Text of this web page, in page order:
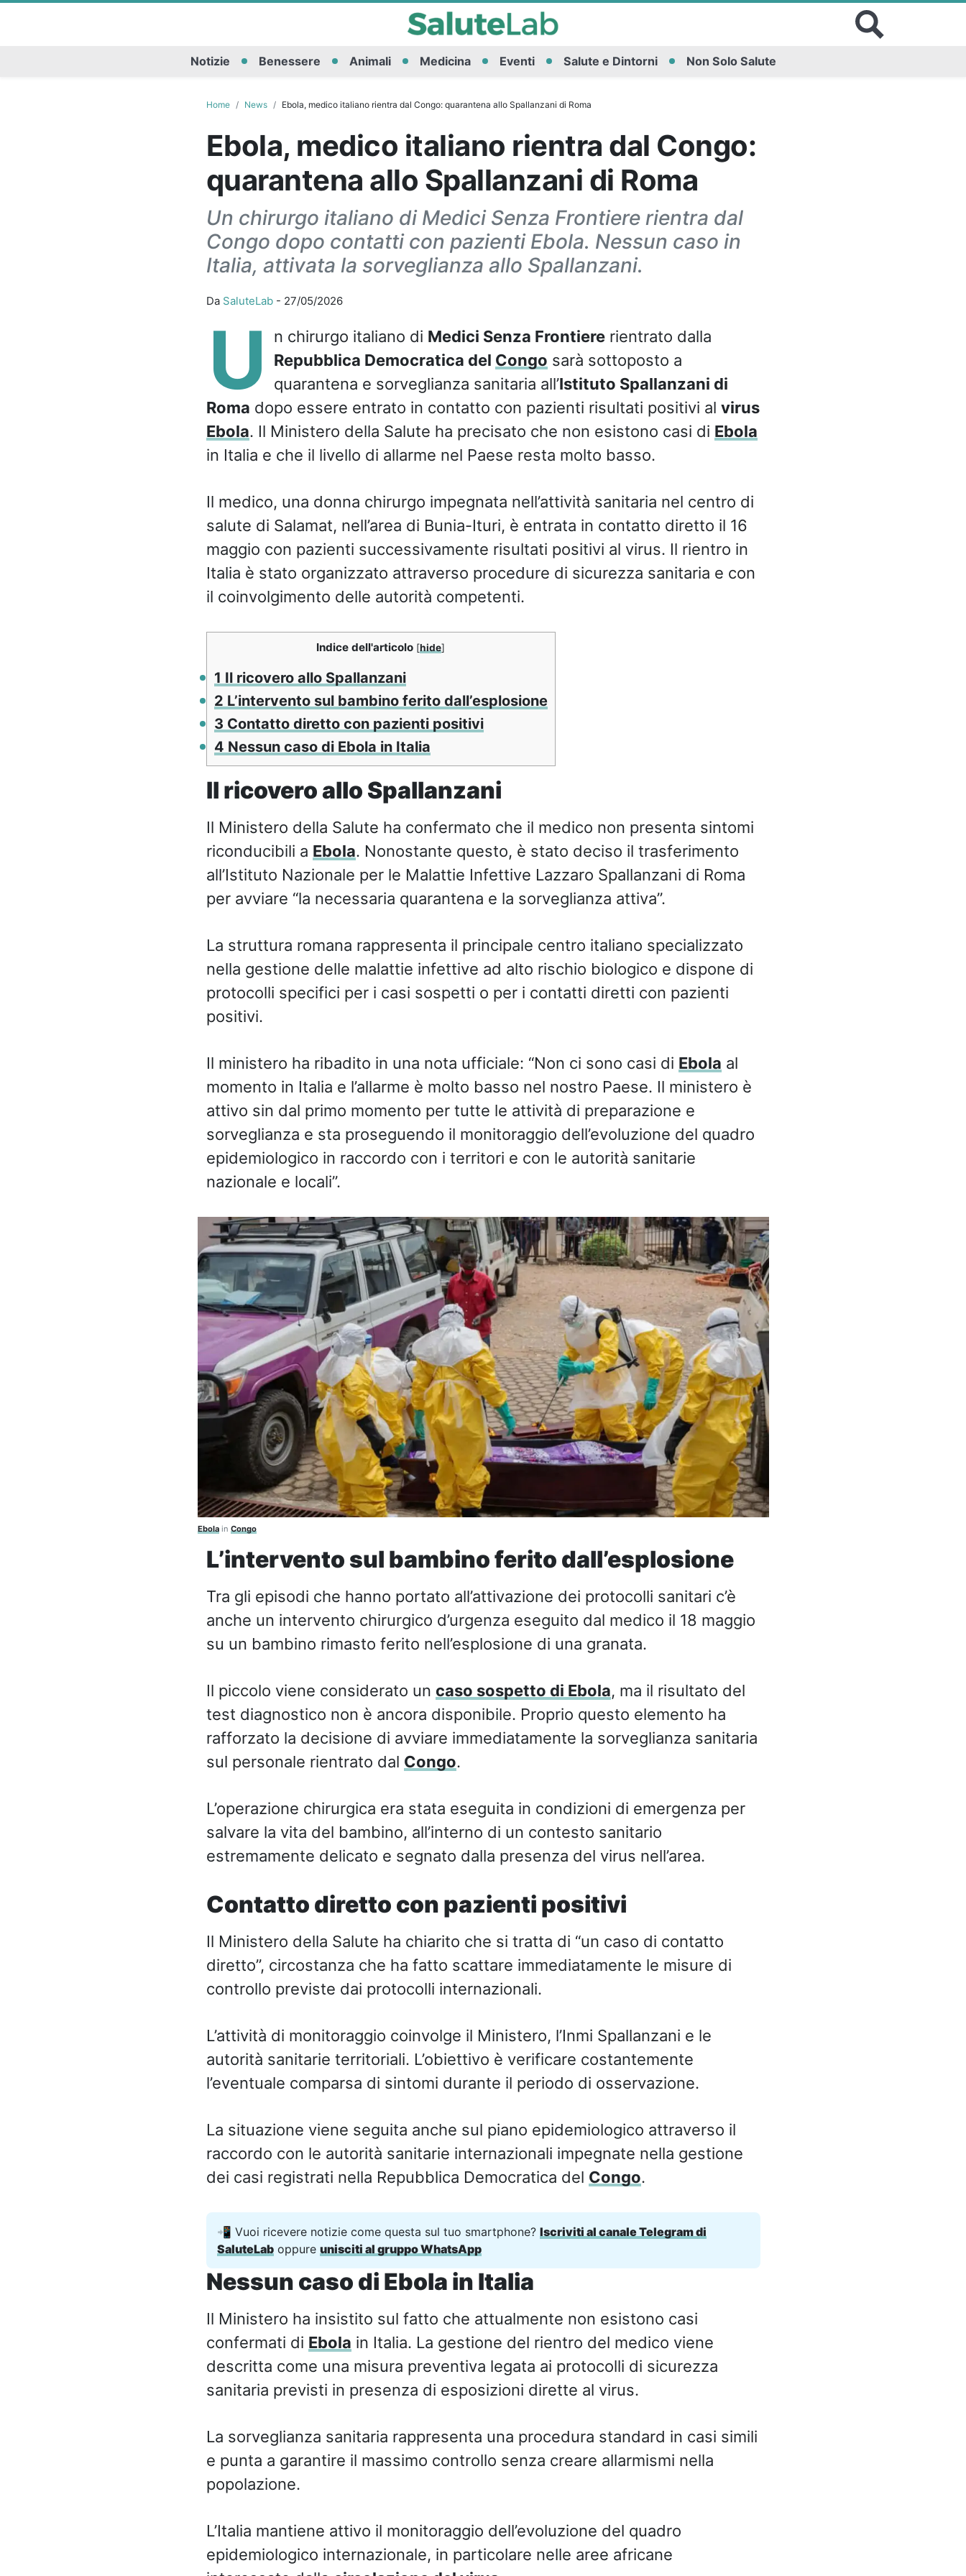
Notizie Benessere Animali Medicina Eventi Salute e Dintorni Non Solo Salute
Home News Ebola, medico italiano rientra dal Congo: quarantena allo Spallanzani di Roma
Ebola, medico italiano rientra dal Congo:
quarantena allo Spallanzani di Roma
Un chirurgo italiano di Medici Senza Frontiere rientra dal
Congo dopo contatti con pazienti Ebola. Nessun caso in
Italia, attivata la sorveglianza allo Spallanzani.
Da SaluteLab- 27/05/2026
U n chirurgo italiano di Medici Senza Frontiererientrato dalla
Repubblica Democratica del Congo sarà sottoposto a
quarantena e sorveglianza sanitaria all’Istituto Spallanzani di
Roma dopo essere entrato in contatto con pazienti risultati positivi al virus
Ebola. Il Ministero della Salute ha precisato che non esistono casi di Ebola
in Italia e che il livello di allarme nel Paese resta molto basso.
Il medico, una donna chirurgo impegnata nell’attività sanitaria nel centro di
salute di Salamat, nell’area di Bunia-Ituri, è entrata in contatto diretto il 16
maggio con pazienti successivamente risultati positivi al virus. Il rientro in
Italia è stato organizzato attraverso procedure di sicurezza sanitaria e con
il coinvolgimento delle autorità competenti.
Indice dell'articolo [hide]
1 Il ricovero allo Spallanzani
2 L’intervento sul bambino ferito dall’esplosione
3 Contatto diretto con pazienti positivi
4 Nessun caso di Ebola in Italia
Il ricovero allo Spallanzani
Il Ministero della Salute ha confermato che il medico non presenta sintomi
riconducibili a Ebola. Nonostante questo, è stato deciso il trasferimento
all’Istituto Nazionale per le Malattie Infettive Lazzaro Spallanzani di Roma
per avviare “la necessaria quarantena e la sorveglianza attiva”.
La struttura romana rappresenta il principale centro italiano specializzato
nella gestione delle malattie infettive ad alto rischio biologico e dispone di
protocolli specifici per i casi sospetti o per i contatti diretti con pazienti
positivi.
Il ministero ha ribadito in una nota ufficiale: “Non ci sono casi di Ebola al
momento in Italia e l’allarme è molto basso nel nostro Paese. Il ministero è
attivo sin dal primo momento per tutte le attività di preparazione e
sorveglianza e sta proseguendo il monitoraggio dell’evoluzione del quadro
epidemiologico in raccordo con i territori e con le autorità sanitarie
nazionale e locali”.
Ebolain Congo
L’intervento sul bambino ferito dall’esplosione
Tra gli episodi che hanno portato all’attivazione dei protocolli sanitari c’è
anche un intervento chirurgico d’urgenza eseguito dal medico il 18 maggio
su un bambino rimasto ferito nell’esplosione di una granata.
Il piccolo viene considerato un caso sospetto di Ebola, ma il risultato del
test diagnostico non è ancora disponibile. Proprio questo elemento ha
rafforzato la decisione di avviare immediatamente la sorveglianza sanitaria
sul personale rientrato dal Congo.
L’operazione chirurgica era stata eseguita in condizioni di emergenza per
salvare la vita del bambino, all’interno di un contesto sanitario
estremamente delicato e segnato dalla presenza del virus nell’area.
Contatto diretto con pazienti positivi
Il Ministero della Salute ha chiarito che si tratta di “un caso di contatto
diretto”, circostanza che ha fatto scattare immediatamente le misure di
controllo previste dai protocolli internazionali.
L’attività di monitoraggio coinvolge il Ministero, l’Inmi Spallanzani e le
autorità sanitarie territoriali. L’obiettivo è verificare costantemente
l’eventuale comparsa di sintomi durante il periodo di osservazione.
La situazione viene seguita anche sul piano epidemiologico attraverso il
raccordo con le autorità sanitarie internazionali impegnate nella gestione
dei casi registrati nella Repubblica Democratica del Congo.
📲 Vuoi ricevere notizie come questa sul tuo smartphone? Iscriviti al canale Telegram di
SaluteLaboppure unisciti al gruppo WhatsApp
Nessun caso di Ebola in Italia
Il Ministero ha insistito sul fatto che attualmente non esistono casi
confermati di Ebola in Italia. La gestione del rientro del medico viene
descritta come una misura preventiva legata ai protocolli di sicurezza
sanitaria previsti in presenza di esposizioni dirette al virus.
La sorveglianza sanitaria rappresenta una procedura standard in casi simili
e punta a garantire il massimo controllo senza creare allarmismi nella
popolazione.
L’Italia mantiene attivo il monitoraggio dell’evoluzione del quadro
epidemiologico internazionale, in particolare nelle aree africane